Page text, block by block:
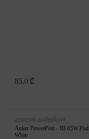
85.0 ₾
კედლის დამტენები
Anker PowerPort – III 65W Pod
White